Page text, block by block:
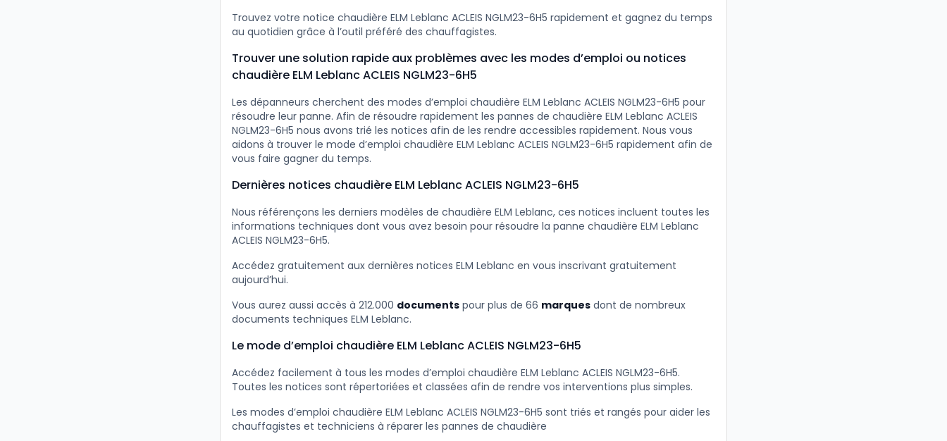
Trouvez votre notice chaudière ELM Leblanc ACLEIS NGLM23-6H5 rapidement et gagnez du temps
au quotidien grâce à l’outil préféré des chauffagistes.
Trouver une solution rapide aux problèmes avec les modes d’emploi ou notices
chaudière ELM Leblanc ACLEIS NGLM23-6H5
Les dépanneurs cherchent des modes d’emploi chaudière ELM Leblanc ACLEIS NGLM23-6H5 pour
résoudre leur panne. Afin de résoudre rapidement les pannes de chaudière ELM Leblanc ACLEIS
NGLM23-6H5 nous avons trié les notices afin de les rendre accessibles rapidement. Nous vous
aidons à trouver le mode d’emploi chaudière ELM Leblanc ACLEIS NGLM23-6H5 rapidement afin de
vous faire gagner du temps.
Dernières notices chaudière ELM Leblanc ACLEIS NGLM23-6H5
Nous référençons les derniers modèles de chaudière ELM Leblanc, ces notices incluent toutes les
informations techniques dont vous avez besoin pour résoudre la panne chaudière ELM Leblanc
ACLEIS NGLM23-6H5.
Accédez gratuitement aux dernières notices ELM Leblanc en vous inscrivant gratuitement
aujourd’hui.
Vous aurez aussi accès à 212.000 documents pour plus de 66 marques dont de nombreux
documents techniques ELM Leblanc.
Le mode d’emploi chaudière ELM Leblanc ACLEIS NGLM23-6H5
Accédez facilement à tous les modes d’emploi chaudière ELM Leblanc ACLEIS NGLM23-6H5.
Toutes les notices sont répertoriées et classées afin de rendre vos interventions plus simples.
Les modes d’emploi chaudière ELM Leblanc ACLEIS NGLM23-6H5 sont triés et rangés pour aider les
chauffagistes et techniciens à réparer les pannes de chaudière